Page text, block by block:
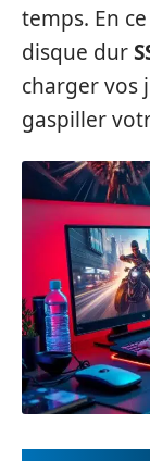
temps. En
disque dur
charger vos
gaspiller